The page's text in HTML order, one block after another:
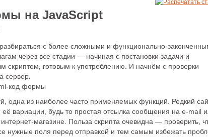
на JavaScript
с более сложными и функционально-
через все стадии — начиная с постановки задачи и
скриптом, готовым к употреблению. И начнём с проверки
сервер.
код формы
одна из наиболее часто применяемых функций. Редкий
её вариации, будь то простая отсылка сообщения на e-mail
магазине. Польза скрипта очевидна — проверить,
нужные поля перед отправкой и тем самым избежать